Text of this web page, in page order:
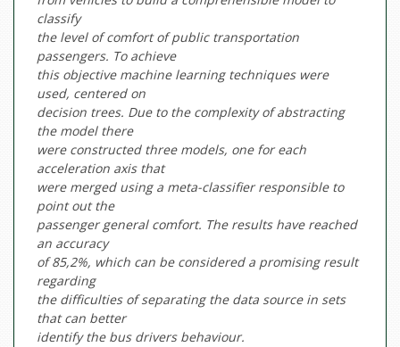
classify
the level of comfort of public transportation
passengers. To achieve
this objective machine learning techniques were
used, centered on
decision trees. Due to the complexity of abstracting
the model there
were constructed three models, one for each
acceleration axis that
were merged using a meta-classifier responsible to
point out the
passenger general comfort. The results have reached
an accuracy
of 85,2%, which can be considered a promising result
regarding
the difficulties of separating the data source in sets
that can better
identify the bus drivers behaviour.